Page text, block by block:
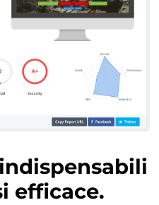
efficace.